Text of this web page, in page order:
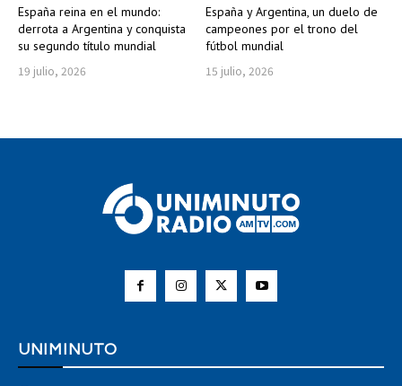
España reina en el mundo:
derrota a Argentina y conquista
su segundo título mundial
19 julio, 2026
España y Argentina, un duelo de
campeones por el trono del
fútbol mundial
15 julio, 2026
UNIMINUTO